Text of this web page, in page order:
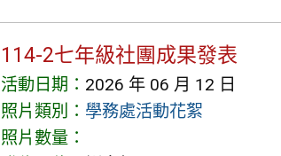
114-2七年級社團成果發表
活動日期： 2026 年 06 月 12 日
照片類別： 學務處活動花絮
照片數量：